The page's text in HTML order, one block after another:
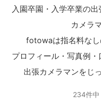
入園卒園・入学卒業の
カメラ
fotowaは指名料なし
プロフィール・写真例
出張カメラマンをじ
234件